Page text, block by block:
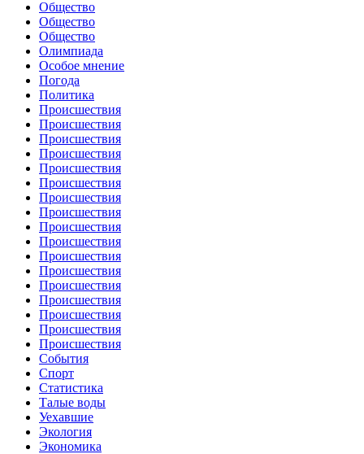
Общество
Общество
Общество
Олимпиада
Особое мнение
Погода
Политика
Происшествия
Происшествия
Происшествия
Происшествия
Происшествия
Происшествия
Происшествия
Происшествия
Происшествия
Происшествия
Происшествия
Происшествия
Происшествия
Происшествия
Происшествия
Происшествия
Происшествия
События
Спорт
Статистика
Талые воды
Уехавшие
Экология
Экономика